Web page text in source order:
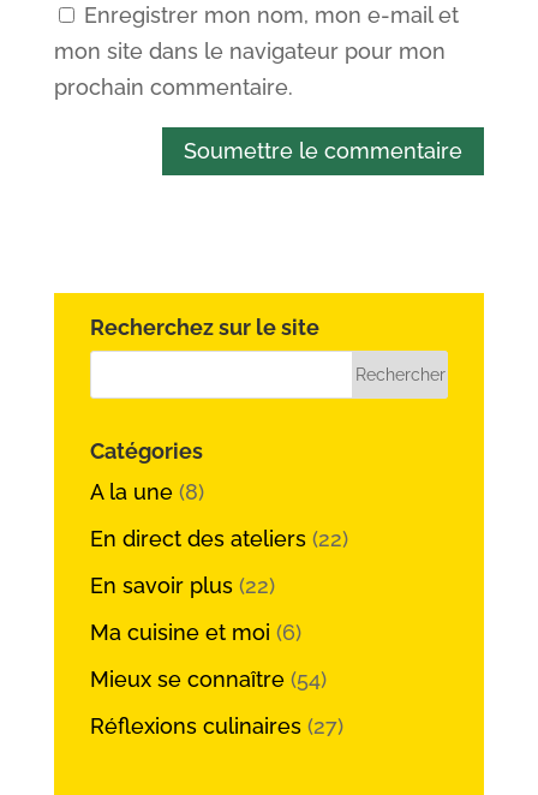
Enregistrer mon nom, mon e-mail et
mon site dans le navigateur pour mon
prochain commentaire.
Soumettre le commentaire
Recherchez sur le site
Catégories
A la une(8)
En direct des ateliers(22)
En savoir plus(22)
Ma cuisine et moi (6)
Mieux se connaître(54)
Réflexions culinaires(27)